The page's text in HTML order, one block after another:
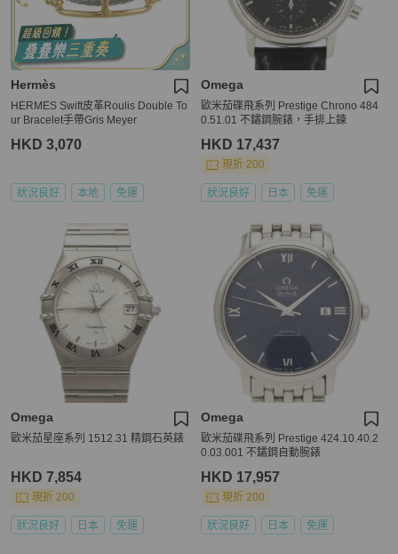
Hermès
HERMES Swift皮革Roulis Double To
ur Bracelet手帶Gris Meyer
HKD 3,070
狀況良好 本地 免運
Omega
歐米茄碟飛系列 Prestige Chrono 484
0.51.01 不鏽鋼腕錶，手排上鍊
HKD 17,437
現折 200
狀況良好 日本 免運
Omega
歐米茄星座系列 1512.31 精鋼石英錶
HKD 7,854
現折 200
狀況良好 日本 免運
Omega
歐米茄碟飛系列 Prestige 424.10.40.2
0.03.001 不鏽鋼自動腕錶
HKD 17,957
現折 200
狀況良好 日本 免運